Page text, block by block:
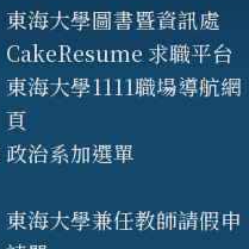
東海大學圖書暨資訊處
CakeResume 求職平台
東海大學1111職場導航網
頁
政治系加選單
東海大學兼任教師請假申